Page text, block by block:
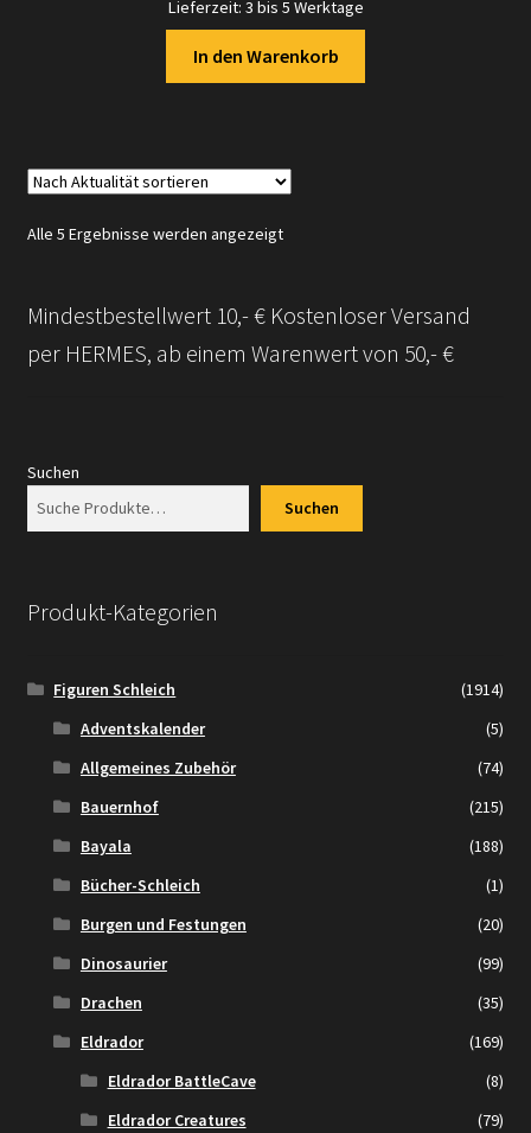
Lieferzeit: 3 bis 5 Werktage
In den Warenkorb
Alle 5 Ergebnisse werden angezeigtNach
Mindestbestellwert 10,- € Kostenloser Versand
per HERMES, ab einem Warenwert von 50,- €
Suchen
Suchen
Produkt-Kategorien
Figuren Schleich
(1914)
Adventskalender
(5)
Allgemeines Zubehör
(74)
Bauernhof
(215)
Bayala
(188)
Bücher-Schleich
(1)
Burgen und Festungen
(20)
Dinosaurier
(99)
Drachen
(35)
Eldrador
(169)
Eldrador BattleCave
(8)
Eldrador Creatures
(79)